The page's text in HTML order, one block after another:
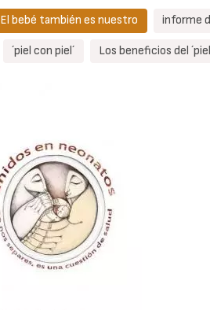
El bebé también es nuestro informe
´piel con piel´ Los beneficios del